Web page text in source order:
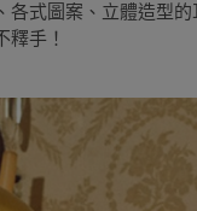
各式圖案、立體造型
釋手！